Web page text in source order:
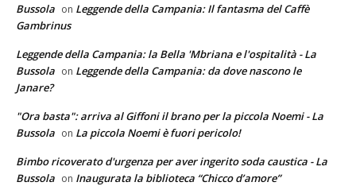
Bussola on Leggende della Campania: Il fantasma del Caffè
Gambrinus
Leggende della Campania: la Bella 'Mbriana e l'ospitalità - La
Bussola on Leggende della Campania: da dove nascono le
Janare?
"Ora basta": arriva al Giffoni il brano per la piccola Noemi - La
Bussola on La piccola Noemi è fuori pericolo!
Bimbo ricoverato d'urgenza per aver ingerito soda caustica - La
Bussola on Inaugurata la biblioteca “Chicco d’amore”